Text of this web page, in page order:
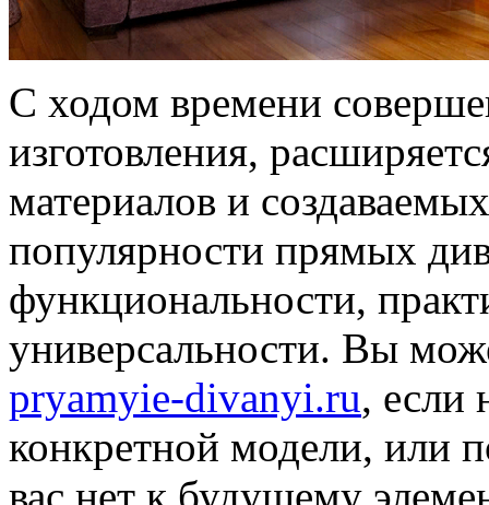
С ходом времени
изготовления,
материалов и
популярности прямых
функциональности,
универсальности. Вы
pryamyie-divanyi.ru, если
конкретной модели, или
вас нет к будущему